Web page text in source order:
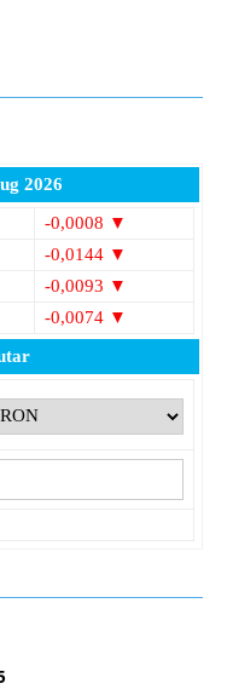
2026
-0,0008 ▼
-0,0144 ▼
-0,0093 ▼
-0,0074 ▼